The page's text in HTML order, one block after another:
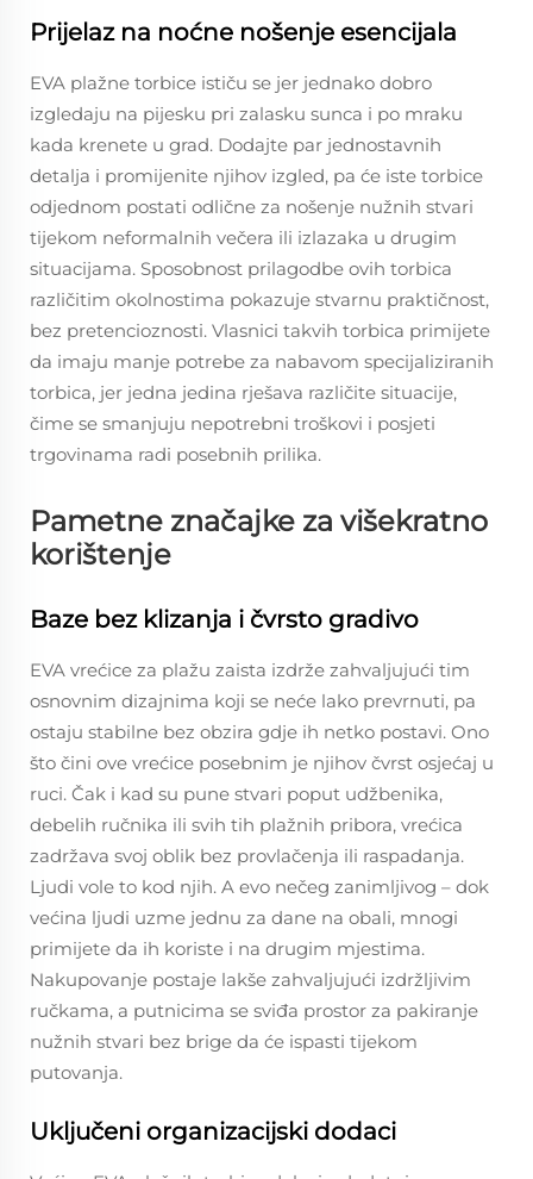
Prijelaz na noćne nošenje esencijala
EVA plažne torbice ističu se jer jednako dobro
izgledaju na pijesku pri zalasku sunca i po mraku
kada krenete u grad. Dodajte par jednostavnih
detalja i promijenite njihov izgled, pa će iste torbice
odjednom postati odlične za nošenje nužnih stvari
tijekom neformalnih večera ili izlazaka u drugim
situacijama. Sposobnost prilagodbe ovih torbica
različitim okolnostima pokazuje stvarnu praktičnost,
bez pretencioznosti. Vlasnici takvih torbica primijete
da imaju manje potrebe za nabavom specijaliziranih
torbica, jer jedna jedina rješava različite situacije,
čime se smanjuju nepotrebni troškovi i posjeti
trgovinama radi posebnih prilika.
Pametne značajke za višekratno
korištenje
Baze bez klizanja i čvrsto gradivo
EVA vrećice za plažu zaista izdrže zahvaljujući tim
osnovnim dizajnima koji se neće lako prevrnuti, pa
ostaju stabilne bez obzira gdje ih netko postavi. Ono
što čini ove vrećice posebnim je njihov čvrst osjećaj u
ruci. Čak i kad su pune stvari poput udžbenika,
debelih ručnika ili svih tih plažnih pribora, vrećica
zadržava svoj oblik bez provlačenja ili raspadanja.
Ljudi vole to kod njih. A evo nečeg zanimljivog – dok
većina ljudi uzme jednu za dane na obali, mnogi
primijete da ih koriste i na drugim mjestima.
Nakupovanje postaje lakše zahvaljujući izdržljivim
ručkama, a putnicima se sviđa prostor za pakiranje
nužnih stvari bez brige da će ispasti tijekom
putovanja.
Uključeni organizacijski dodaci